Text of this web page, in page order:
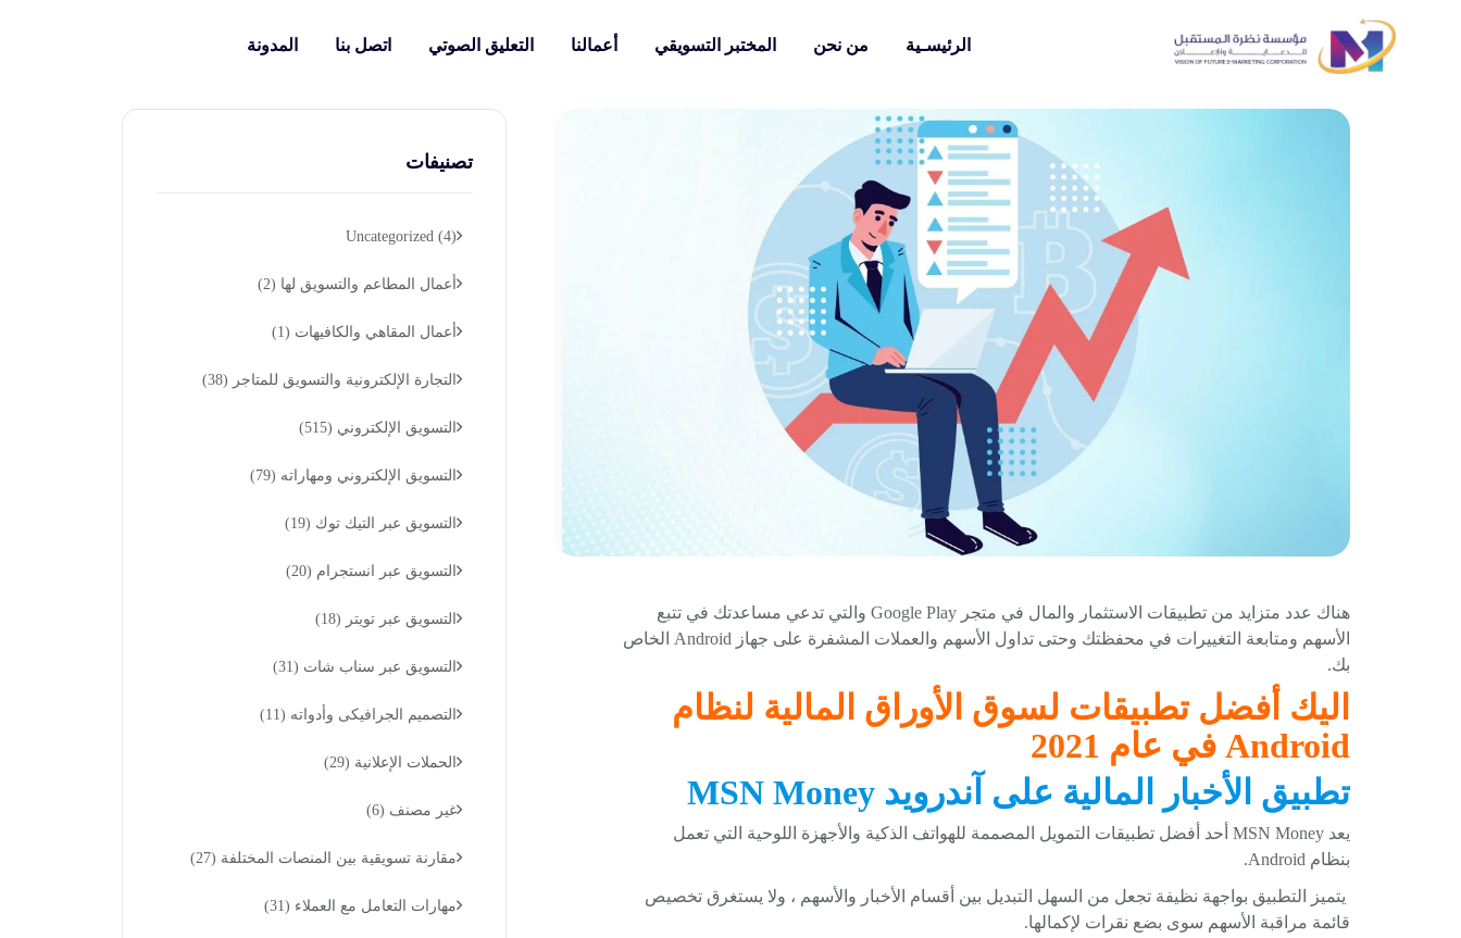
الرئيسـية من نحن المختبر التسويقي أعمالنا التعليق الصوتي اتصل بنا المدونة
هناك عدد متزايد من تطبيقات الاستثمار والمال في متجر Google Play والتي تدعي مساعدتك في تتبع
الأسهم ومتابعة التغييرات في محفظتك وحتى تداول الأسهم والعملات المشفرة على جهاز Android الخاص
بك.
اليك أفضل تطبيقات لسوق الأوراق المالية لنظام
Android في عام 2021
تطبيق الأخبار المالية على آندرويد MSN Money
يعد MSN Money أحد أفضل تطبيقات التمويل المصممة للهواتف الذكية والأجهزة اللوحية التي تعمل
بنظام Android.
يتميز التطبيق بواجهة نظيفة تجعل من السهل التبديل بين أقسام الأخبار والأسهم ، ولا يستغرق تخصيص
قائمة مراقبة الأسهم سوى بضع نقرات لإكمالها.
تصنيفات
Uncategorized (4)
أعمال المطاعم والتسويق لها (2)
أعمال المقاهي والكافيهات (1)
التجارة الإلكترونية والتسويق للمتاجر (38)
التسويق الإلكتروني (515)
التسويق الإلكتروني ومهاراته (79)
التسويق عبر التيك توك (19)
التسويق عبر انستجرام (20)
التسويق عبر تويتر (18)
التسويق عبر سناب شات (31)
التصميم الجرافيكى وأدواته (11)
الحملات الإعلانية (29)
غير مصنف (6)
مقارنة تسويقية بين المنصات المختلفة (27)
مهارات التعامل مع العملاء (31)